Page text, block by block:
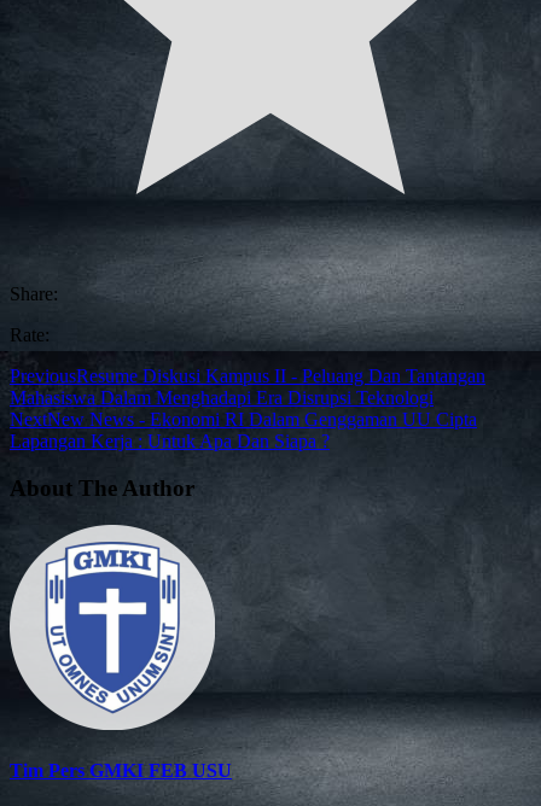
Share:
Rate:
PreviousResume Diskusi Kampus II - Peluang Dan Tantangan
Mahasiswa Dalam Menghadapi Era Disrupsi Teknologi
NextNew News - Ekonomi RI Dalam Genggaman UU Cipta
Lapangan Kerja : Untuk Apa Dan Siapa ?
About The Author
Tim Pers GMKI FEB USU